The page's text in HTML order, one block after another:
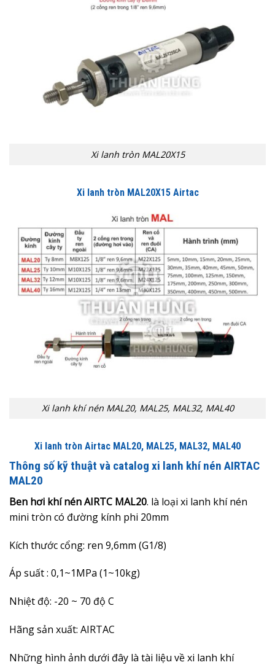
Xi lanh tròn MAL20X15
Xi lanh tròn MAL20X15 Airtac
Xi lanh khí nén MAL20, MAL25, MAL32, MAL40
Xi lanh tròn Airtac MAL20, MAL25, MAL32, MAL40
Thông số kỹ thuật và catalog xi lanh khí nén AIRTAC
MAL20
Ben hơi khí nén AIRTC MAL20. là loại xi lanh khí nén
mini tròn có đường kính phi 20mm
Kích thước cổng: ren 9,6mm (G1/8)
Áp suất : 0,1~1MPa (1~10kg)
Nhiệt độ: -20 ~ 70 độ C
Hãng sản xuất: AIRTAC
Những hình ảnh dưới đây là tài liệu về xi lanh khí